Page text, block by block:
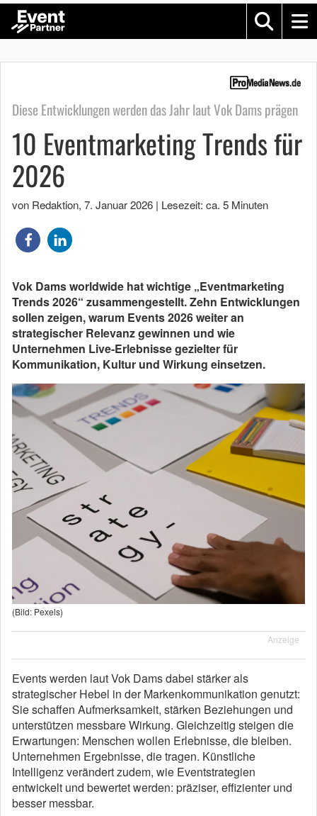
Diese Entwicklungen werden das Jahr laut Vok Dams prägen
10 Eventmarketing Trends für
2026
von Redaktion, 7. Januar 2026 | Lesezeit: ca. 5 Minuten
Vok Dams worldwide hat wichtige „Eventmarketing
Trends 2026“ zusammengestellt. Zehn Entwicklungen
sollen zeigen, warum Events 2026 weiter an
strategischer Relevanz gewinnen und wie
Unternehmen Live-Erlebnisse gezielter für
Kommunikation, Kultur und Wirkung einsetzen.
(Bild: Pexels)
Anzeige
Events werden laut Vok Dams dabei stärker als
strategischer Hebel in der Markenkommunikation genutzt:
Sie schaffen Aufmerksamkeit, stärken Beziehungen und
unterstützen messbare Wirkung. Gleichzeitig steigen die
Erwartungen: Menschen wollen Erlebnisse, die bleiben.
Unternehmen Ergebnisse, die tragen. Künstliche
Intelligenz verändert zudem, wie Eventstrategien
entwickelt und bewertet werden: präziser, effizienter und
besser messbar.